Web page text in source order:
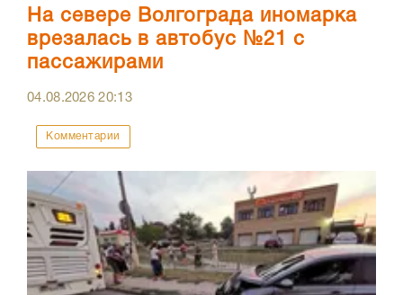
На севере Волгограда иномарка
врезалась в автобус №21 с
пассажирами
04.08.202620:13
Комментарии